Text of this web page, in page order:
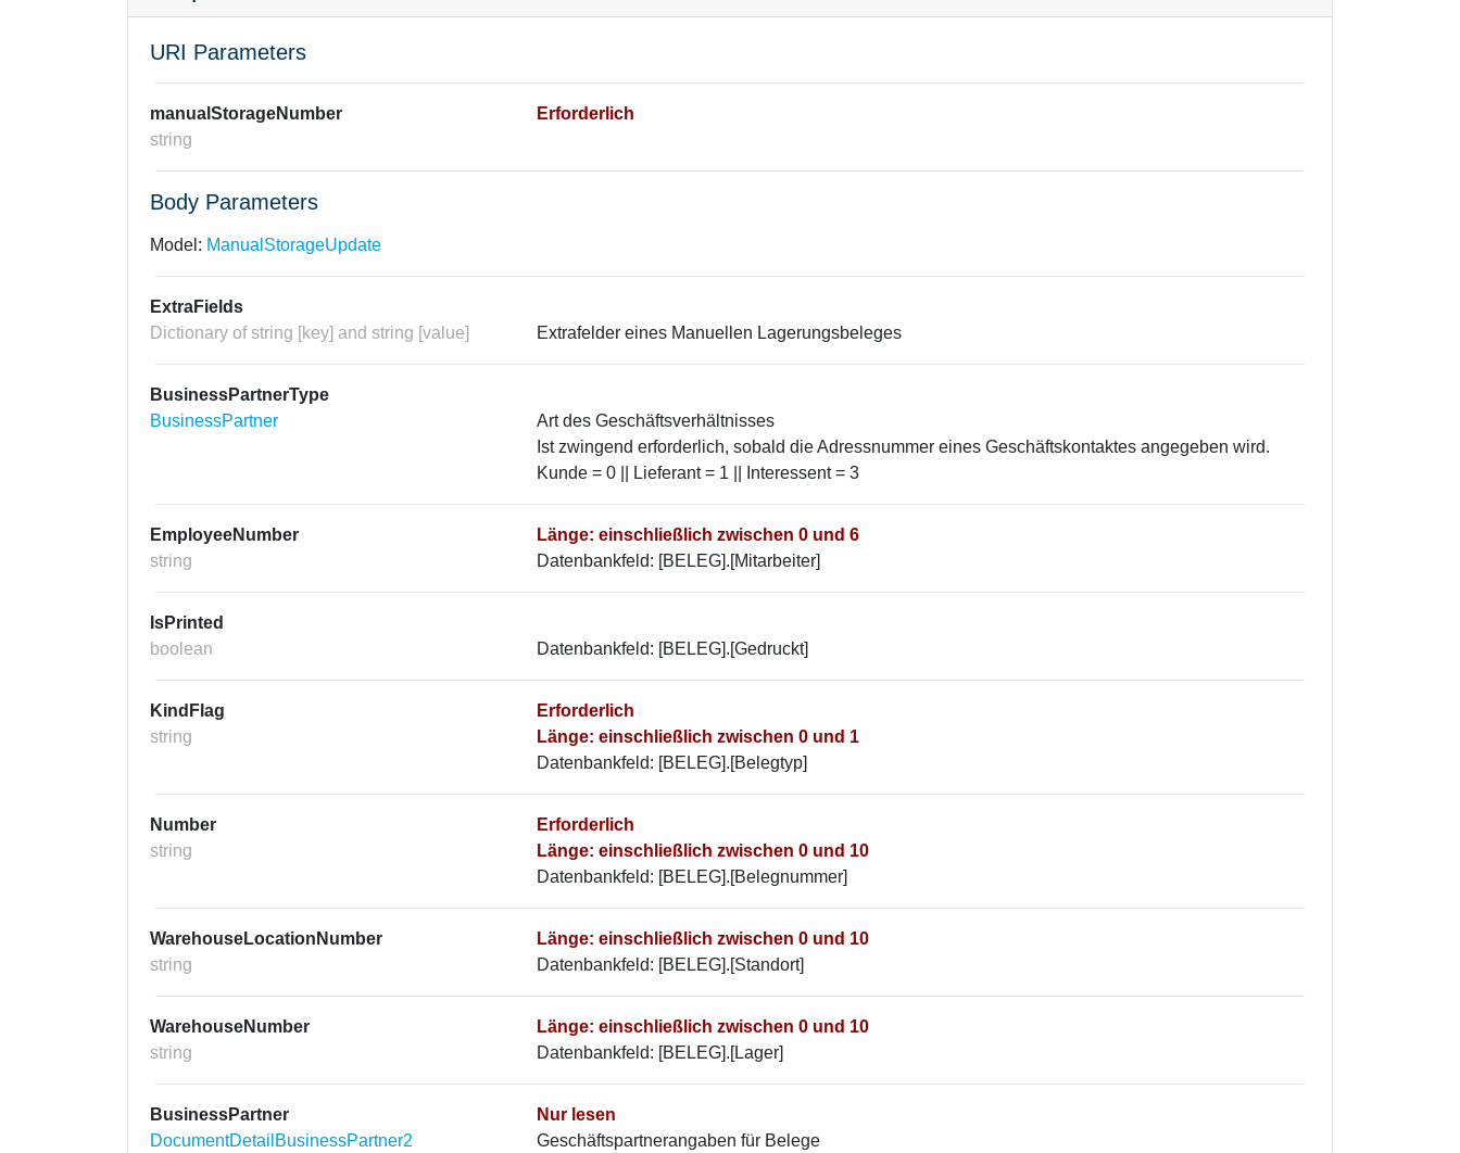
URI Parameters
manualStorageNumber
string
Erforderlich
Body Parameters
Model: ManualStorageUpdate
ExtraFields
Dictionary of string [key] and string [value]
Extrafelder eines Manuellen Lagerungsbeleges
BusinessPartnerType
BusinessPartner
Art des Geschäftsverhältnisses
Ist zwingend erforderlich, sobald die Adressnummer eines Geschäftskontaktes angegeben wird.
Kunde = 0 || Lieferant = 1 || Interessent = 3
EmployeeNumber
string
Länge: einschließlich zwischen 0 und 6
Datenbankfeld: [BELEG].[Mitarbeiter]
IsPrinted
boolean
Datenbankfeld: [BELEG].[Gedruckt]
KindFlag
string
Erforderlich
Länge: einschließlich zwischen 0 und 1
Datenbankfeld: [BELEG].[Belegtyp]
Number
string
Erforderlich
Länge: einschließlich zwischen 0 und 10
Datenbankfeld: [BELEG].[Belegnummer]
WarehouseLocationNumber
string
Länge: einschließlich zwischen 0 und 10
Datenbankfeld: [BELEG].[Standort]
WarehouseNumber
string
Länge: einschließlich zwischen 0 und 10
Datenbankfeld: [BELEG].[Lager]
BusinessPartner
DocumentDetailBusinessPartner2
Nur lesen
Geschäftspartnerangaben für Belege